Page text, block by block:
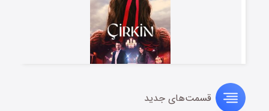
سریال زشتقسمت‌های جدید